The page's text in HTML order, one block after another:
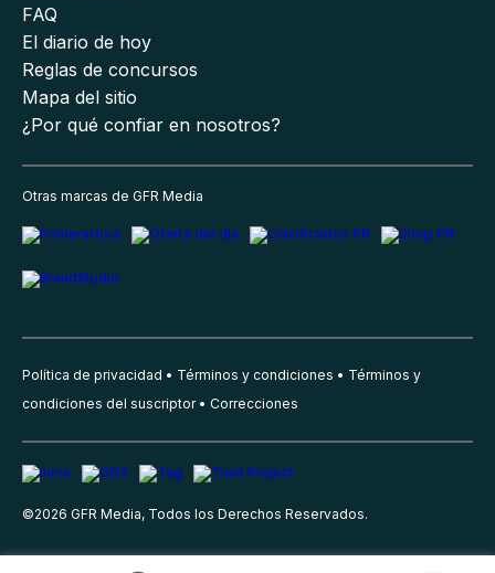
FAQ
El diario de hoy
Reglas de concursos
Mapa del sitio
¿Por qué confiar en nosotros?
Otras marcas de GFR Media
Política de privacidad Términos y condiciones
Términos y
condiciones del suscriptor
Correcciones
©2026 GFR Media, Todos los Derechos Reservados.